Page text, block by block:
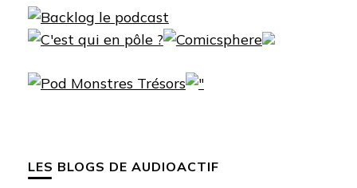
LES BLOGS DE AUDIOACTIF